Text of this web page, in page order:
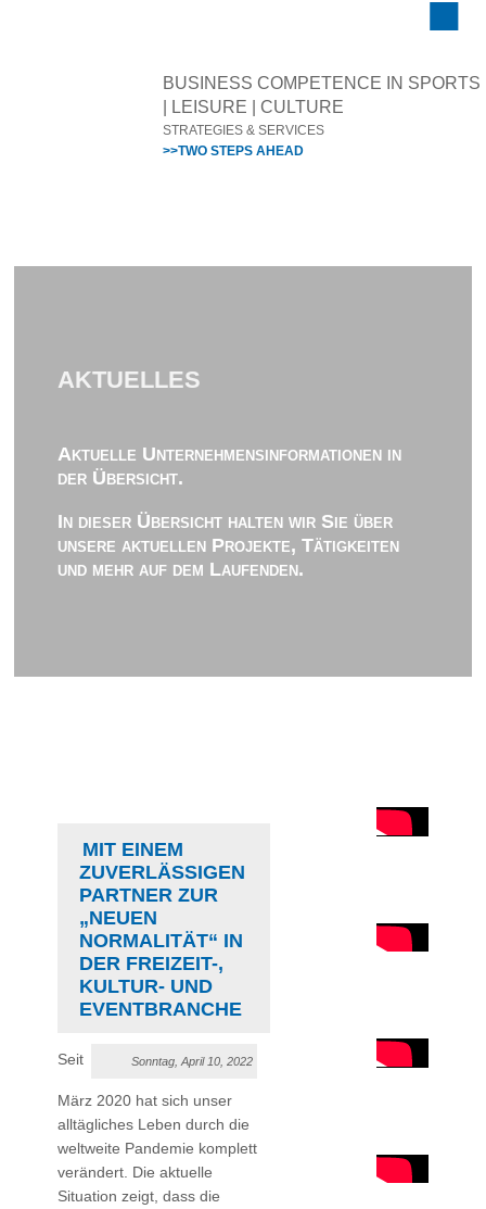
BUSINESS COMPETENCE IN SPORTS
| LEISURE | CULTURE
STRATEGIES & SERVICES
>>TWO STEPS AHEAD
AKTUELLES
Aktuelle Unternehmensinformationen in
der Übersicht.
In dieser Übersicht halten wir Sie über
unsere aktuellen Projekte, Tätigkeiten
und mehr auf dem Laufenden.
MIT EINEM
ZUVERLÄSSIGEN
PARTNER ZUR
„NEUEN
NORMALITÄT“ IN
DER FREIZEIT-,
KULTUR- UND
EVENTBRANCHE
Sonntag, April 10, 2022
Seit
März 2020 hat sich unser
alltägliches Leben durch die
weltweite Pandemie komplett
verändert. Die aktuelle
Situation zeigt, dass die